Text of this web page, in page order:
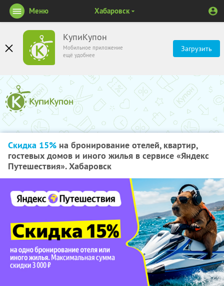
КупиКупон
Мобильное приложение
ещё удобнее
Загрузить
Меню Хабаровск
Скидка 15% на бронирование отелей, квартир,
гостевых домов и иного жилья в сервисе «Яндекс
Путешествия». Хабаровск